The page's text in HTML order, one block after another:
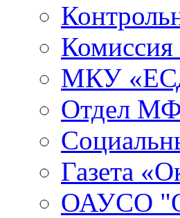
Комиссия
МКУ
Отдел
Газета
ОАУСО